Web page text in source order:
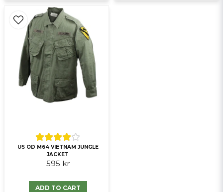
US OD M64 VIETNAM JUNGLE
JACKET
595 kr
ADD TO CART